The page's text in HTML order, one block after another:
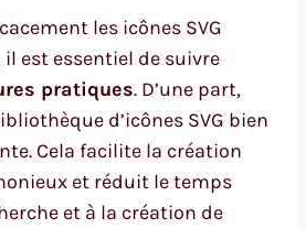
les icônes SVG
est essentiel de suivre
pratiques. D’une part,
d’icônes SVG bien
Cela facilite la création
et réduit le temps
et à la création de